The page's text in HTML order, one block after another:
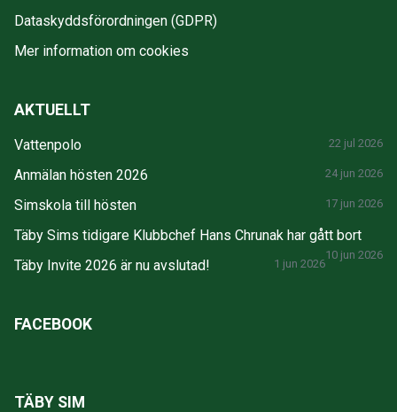
Dataskyddsförordningen (GDPR)
Mer information om cookies
AKTUELLT
Vattenpolo 22 jul 2026
Anmälan hösten 2026 24 jun 2026
Simskola till hösten 17 jun 2026
Täby Sims tidigare Klubbchef Hans Chrunak har gått bort
10 jun 2026
Täby Invite 2026 är nu avslutad! 1 jun 2026
FACEBOOK
TÄBY SIM